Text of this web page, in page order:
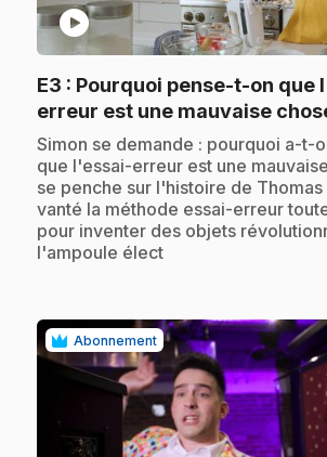
play_circle
E3 : Pourquoi pense-t-on que
erreur est une mauvaise
.Simon se demande : pourquoi a-t-
que l'essai-erreur est une
se penche sur l'histoire de Thomas
vanté la méthode essai-erreur
pour inventer des objets
l'ampoule élect
Abonnement